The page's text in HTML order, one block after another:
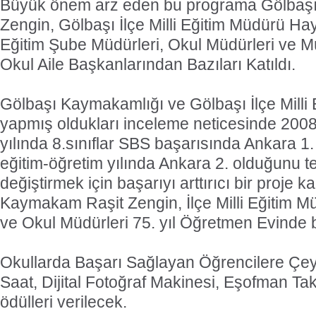
Büyük önem arz eden bu programa
Zengin, Gölbaşı İlçe Milli Eğitim Müdürü
Eğitim Şube Müdürleri, Okul Müdürleri ve
Okul Aile Başkanlarından Bazıları Katıldı.
Gölbaşı Kaymakamlığı ve Gölbaşı İlçe
yapmış oldukları inceleme neticesinde
yılında 8.sınıflar SBS başarısında Ankara
eğitim-öğretim yılında Ankara 2. olduğunu
değiştirmek için başarıyı arttırıcı bir proje
Kaymakam Raşit Zengin, İlçe Milli Eğitim
ve Okul Müdürleri 75. yıl Öğretmen Evinde
Okullarda Başarı Sağlayan Öğrencilere
Saat, Dijital Fotoğraf Makinesi, Eşofman
ödülleri verilecek.